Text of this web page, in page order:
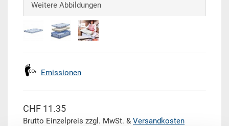
Weitere Abbildungen
Emissionen
CHF 11.35
Brutto Einzelpreis zzgl. MwSt. & Versandkosten